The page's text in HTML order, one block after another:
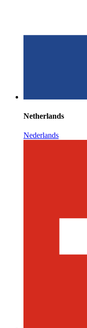
Netherlands
Nederlands